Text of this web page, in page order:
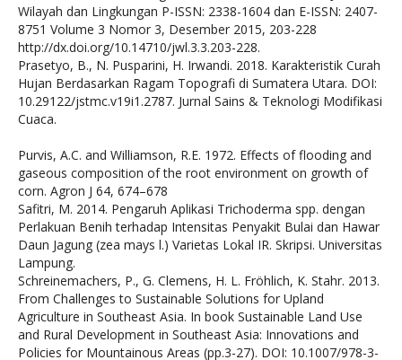
Wilayah dan Lingkungan P-ISSN: 2338-1604 dan E-ISSN: 2407-
8751 Volume 3 Nomor 3, Desember 2015, 203-228
http://dx.doi.org/10.14710/jwl.3.3.203-228.
Prasetyo, B., N. Pusparini, H. Irwandi. 2018. Karakteristik Curah
Hujan Berdasarkan Ragam Topografi di Sumatera Utara. DOI:
10.29122/jstmc.v19i1.2787. Jurnal Sains & Teknologi Modifikasi
Cuaca.
Purvis, A.C. and Williamson, R.E. 1972. Effects of flooding and
gaseous composition of the root environment on growth of
corn. Agron J 64, 674–678
Safitri, M. 2014. Pengaruh Aplikasi Trichoderma spp. dengan
Perlakuan Benih terhadap Intensitas Penyakit Bulai dan Hawar
Daun Jagung (zea mays l.) Varietas Lokal IR. Skripsi. Universitas
Lampung.
Schreinemachers, P., G. Clemens, H. L. Fröhlich, K. Stahr. 2013.
From Challenges to Sustainable Solutions for Upland
Agriculture in Southeast Asia. In book Sustainable Land Use
and Rural Development in Southeast Asia: Innovations and
Policies for Mountainous Areas (pp.3-27). DOI: 10.1007/978-3-